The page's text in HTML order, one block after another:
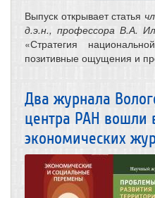
Выпуск открывает статья
д.э.н., профессора В.А.
«Стратегия
позитивные ощущения и
Два журнала
центра РАН вошли
экономических